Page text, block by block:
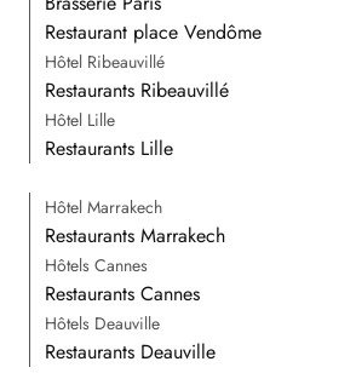
Restaurant place Vendôme
Hôtel Ribeauvillé
Restaurants Ribeauvillé
Hôtel Lille
Restaurants Lille
Hôtel Marrakech
Restaurants Marrakech
Hôtels Cannes
Restaurants Cannes
Hôtels Deauville
Restaurants Deauville